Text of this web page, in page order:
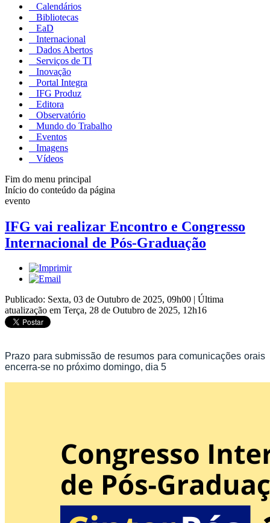
Calendários
Bibliotecas
EaD
Internacional
Dados Abertos
Serviços de TI
Inovação
Portal Integra
IFG Produz
Editora
Observatório
Mundo do Trabalho
Eventos
Imagens
Vídeos
Fim do menu principal
Início do conteúdo da página
evento
IFG vai realizar Encontro e Congresso
Internacional de Pós-Graduação
Publicado: Sexta, 03 de Outubro de 2025, 09h00 | Última
atualização em Terça, 28 de Outubro de 2025, 12h16
Prazo para submissão de resumos para comunicações orais
encerra-se no próximo domingo, dia 5